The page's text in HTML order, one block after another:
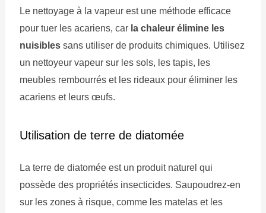
Le nettoyage à la vapeur est une méthode efficace
pour tuer les acariens, car la chaleur élimine les
nuisiblessans utiliser de produits chimiques. Utilisez
un nettoyeur vapeur sur les sols, les tapis, les
meubles rembourrés et les rideaux pour éliminer les
acariens et leurs œufs.
Utilisation de terre de diatomée
La terre de diatomée est un produit naturel qui
possède des propriétés insecticides. Saupoudrez-en
sur les zones à risque, comme les matelas et les